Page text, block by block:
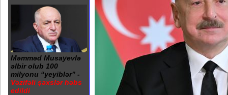
Məmməd Musayevlə
əlbir olub 100
milyonu “yeyiblər” -
Vəzifəli şəxslər həbs
edildi